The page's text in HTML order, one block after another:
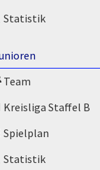
Statistik
Team
Kreisliga Staffel B
Spielplan
Statistik